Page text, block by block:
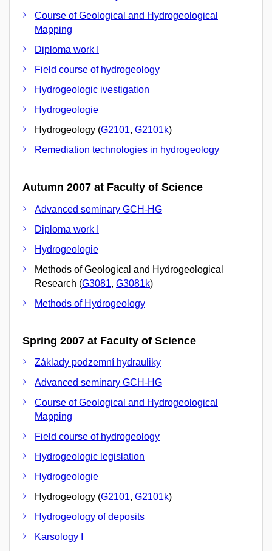
Course of Geological and Hydrogeological
Mapping
Diploma work I
Field course of hydrogeology
Hydrogeologic ivestigation
Hydrogeologie
Hydrogeology (G2101, G2101k)
Remediation technologies in hydrogeology
Autumn 2007 at Faculty of Science
Advanced seminary GCH-HG
Diploma work I
Hydrogeologie
Methods of Geological and Hydrogeological
Research (G3081, G3081k)
Methods of Hydrogeology
Spring 2007 at Faculty of Science
Základy podzemní hydrauliky
Advanced seminary GCH-HG
Course of Geological and Hydrogeological
Mapping
Field course of hydrogeology
Hydrogeologic legislation
Hydrogeologie
Hydrogeology (G2101, G2101k)
Hydrogeology of deposits
Karsology I